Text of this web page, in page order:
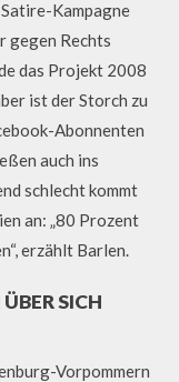
Kampagne
gegen Rechts
das Projekt 2008
ist der Storch zu
Abonnenten
auch ins
schlecht kommt
an: „80 Prozent
erzählt Barlen.
SICH
Vorpommern